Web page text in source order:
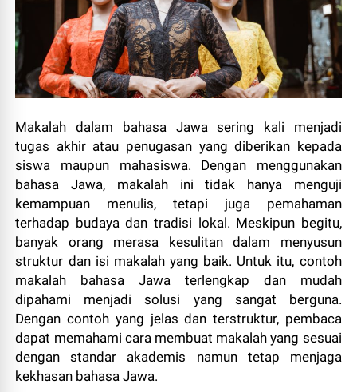
Makalah dalam bahasa Jawa sering kali menjadi
tugas akhir atau penugasan yang diberikan kepada
siswa maupun mahasiswa. Dengan menggunakan
bahasa Jawa, makalah ini tidak hanya menguji
kemampuan menulis, tetapi juga pemahaman
terhadap budaya dan tradisi lokal. Meskipun begitu,
banyak orang merasa kesulitan dalam menyusun
struktur dan isi makalah yang baik. Untuk itu, contoh
makalah bahasa Jawa terlengkap dan mudah
dipahami menjadi solusi yang sangat berguna.
Dengan contoh yang jelas dan terstruktur, pembaca
dapat memahami cara membuat makalah yang sesuai
dengan standar akademis namun tetap menjaga
kekhasan bahasa Jawa.